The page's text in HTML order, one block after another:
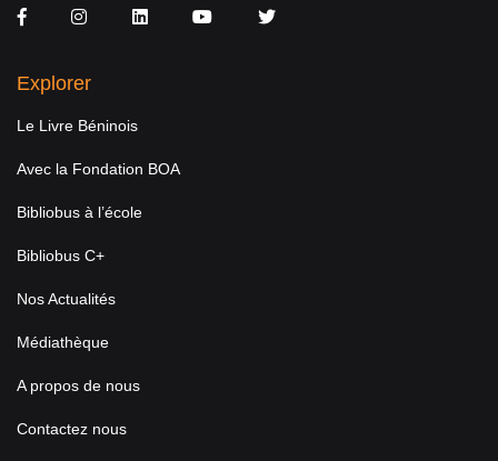
FacebookInstagramLinkedInYou TubeTwitter
Explorer
Le Livre Béninois
Avec la Fondation BOA
Bibliobus à l’école
Bibliobus C+
Nos Actualités
Médiathèque
A propos de nous
Contactez nous